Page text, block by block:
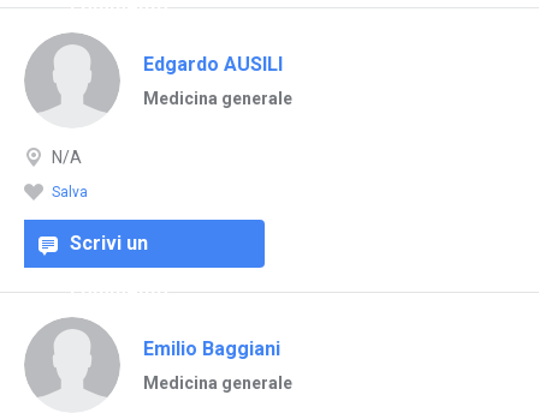
commento
Edgardo AUSILI
Medicina generale
N/A
Salva
Scrivi un
commento
Emilio Baggiani
Medicina generale